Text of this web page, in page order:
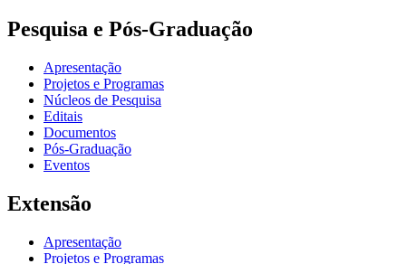
Pesquisa e Pós-Graduação
Apresentação
Projetos e Programas
Núcleos de Pesquisa
Editais
Documentos
Pós-Graduação
Eventos
Extensão
Apresentação
Projetos e Programas